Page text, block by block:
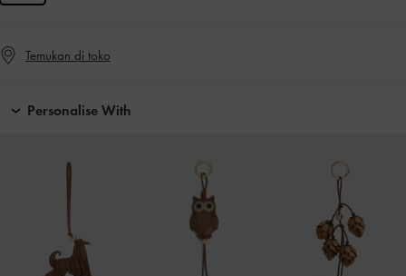
Temukan di toko
Personalise With